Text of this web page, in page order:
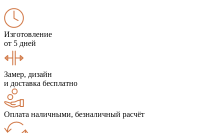
Изготовление
от 5 дней
Замер, дизайн
и доставка бесплатно
Оплата наличными, безналичный расчёт